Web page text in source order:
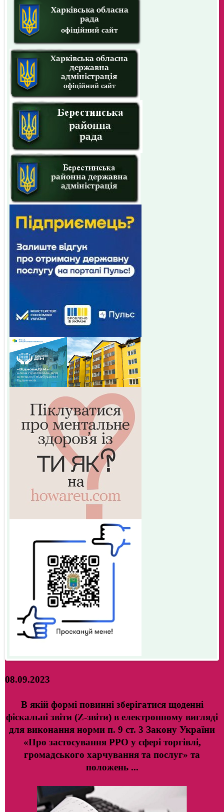
08.09.2023
В якій формі повинні зберігатися щоденні
фіскальні звіти (Z-звіти) в електронному вигляді
для виконання норми п. 9 ст. 3 Закону України
«Про застосування РРО у сфері торгівлі,
громадського харчування та послуг» та
положень ...